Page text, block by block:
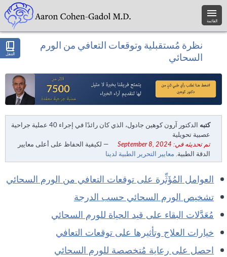
القائمة
التنقل
نظرة مُستقبلية وتوقعات التعافي من الورم
السحائي
كتبه
الدكتور آرون كوهين جادول، الذي كان رائدًا في إجراء 40 عملية جراحية
عصبية تحويلية
تم تحديثه في: September 8, 2024
— لكيفية الحفاظ على أعلى معايير
الدقة الطبية. معايير التحرير الطبية لدينا
العوامل المُؤَثِّرة على توقعات التعافي من الورم السحائي
تشخيص الورم السحائي حسب الدرجة
مُعَدَّلات البقاء على قيد الحياة للورم السحائي
خيارات العلاج وتأثيرها على توقعات التعافي
احصل على رعاية مُتخصصة للورم السحائي